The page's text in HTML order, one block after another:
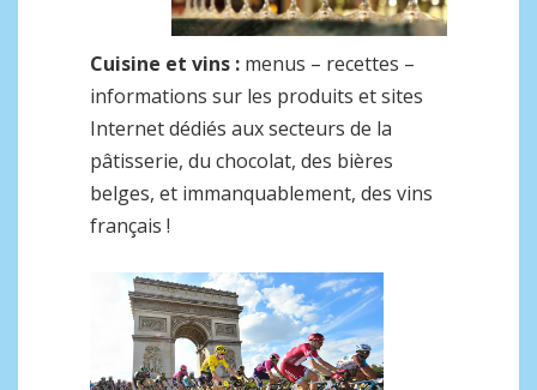
Cuisine et vins : menus – recettes –
informations sur les produits et sites
Internet dédiés aux secteurs de la
pâtisserie, du chocolat, des bières
belges, et immanquablement, des vins
français !